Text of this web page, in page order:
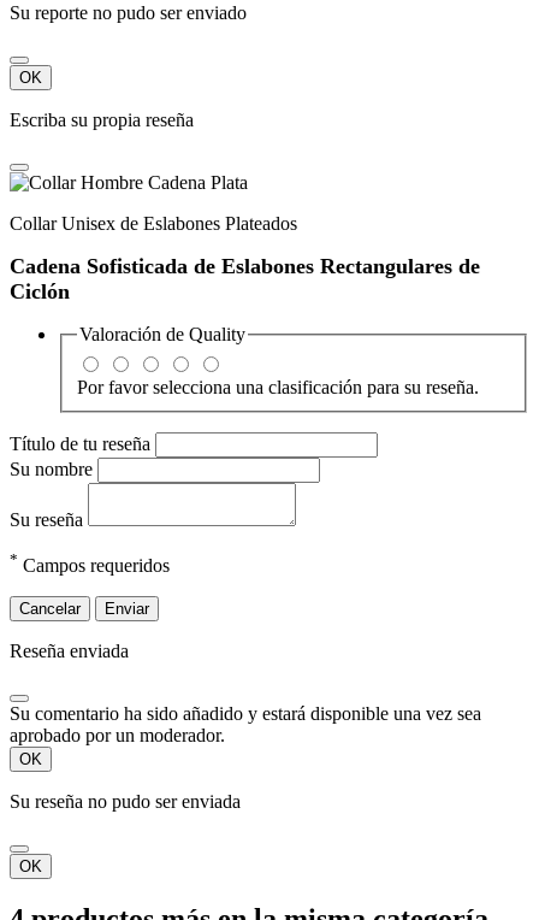
Su reporte no pudo ser enviado
OK
Escriba su propia reseña
Collar Unisex de Eslabones Plateados
Cadena Sofisticada de Eslabones Rectangulares de
Ciclón
Valoración de Quality
Por favor selecciona una clasificación para su reseña.
Título de tu reseña
Su nombre
Su reseña
* Campos requeridos
Cancelar Enviar
Reseña enviada
Su comentario ha sido añadido y estará disponible una vez sea
aprobado por un moderador.
OK
Su reseña no pudo ser enviada
OK